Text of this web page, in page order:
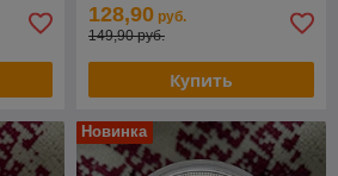
128,90 руб.
149,90 руб.
Купить
Новинка